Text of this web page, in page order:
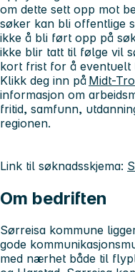
om dette sett opp mot
søker kan bli offentlige
ikke å bli ført opp på
ikke blir tatt til følge vil
kort frist for å eventuelt
Klikk deg inn på Midt-
informasjon om
fritid, samfunn,
regionen.
Link til søknadsskjema:
Om bedriften
Sørreisa kommune
gode
med nærhet både til